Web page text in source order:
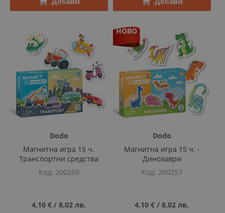
Dodo
Магнитна игра 15 ч.
Транспортни средства
Код 200260
4,10 € ‎/‎ 8,02 лв.
НОВО
Dodo
Магнитна игра 15 ч. -
Динозаври
Код 200257
4,10 € ‎/‎ 8,02 лв.